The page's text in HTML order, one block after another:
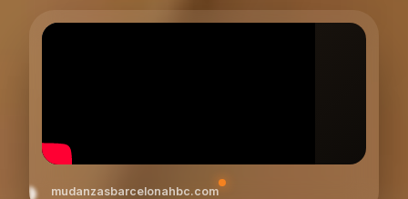
mudanzasbarcelonahbc.com